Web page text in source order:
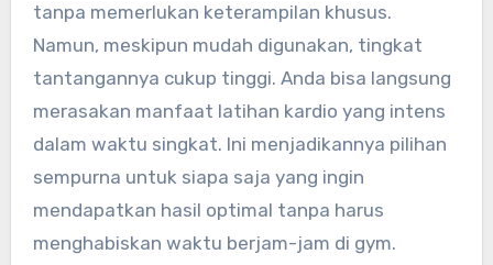
tanpa memerlukan keterampilan khusus.
Namun, meskipun mudah digunakan, tingkat
tantangannya cukup tinggi. Anda bisa langsung
merasakan manfaat latihan kardio yang intens
dalam waktu singkat. Ini menjadikannya pilihan
sempurna untuk siapa saja yang ingin
mendapatkan hasil optimal tanpa harus
menghabiskan waktu berjam-jam di gym.